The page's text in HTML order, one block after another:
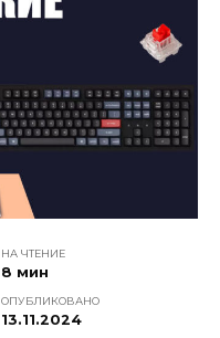
НА ЧТЕНИЕ
8 мин
ОПУБЛИКОВАНО
13.11.2024